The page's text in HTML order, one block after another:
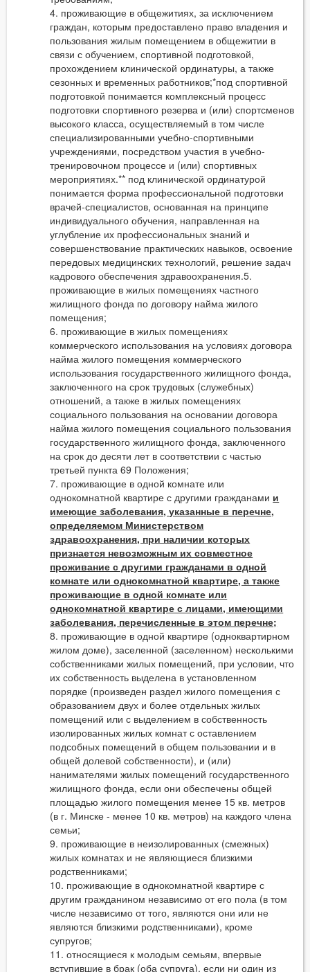
4. проживающие в общежитиях, за исключением
граждан, которым предоставлено право владения и
пользования жилым помещением в общежитии в
связи с обучением, спортивной подготовкой,
прохождением клинической ординатуры, а также
сезонных и временных работников;*под спортивной
подготовкой понимается комплексный процесс
подготовки спортивного резерва и (или) спортсменов
высокого класса, осуществляемый в том числе
специализированными учебно-спортивными
учреждениями, посредством участия в учебно-
тренировочном процессе и (или) спортивных
мероприятиях.** под клинической ординатурой
понимается форма профессиональной подготовки
врачей-специалистов, основанная на принципе
индивидуального обучения, направленная на
углубление их профессиональных знаний и
совершенствование практических навыков, освоение
передовых медицинских технологий, решение задач
кадрового обеспечения здравоохранения.5.
проживающие в жилых помещениях частного
жилищного фонда по договору найма жилого
помещения;
6. проживающие в жилых помещениях
коммерческого использования на условиях договора
найма жилого помещения коммерческого
использования государственного жилищного фонда,
заключенного на срок трудовых (служебных)
отношений, а также в жилых помещениях
социального пользования на основании договора
найма жилого помещения социального пользования
государственного жилищного фонда, заключенного
на срок до десяти лет в соответствии с частью
третьей пункта 69 Положения;
7. проживающие в одной комнате или
однокомнатной квартире с другими гражданами и
имеющие заболевания, указанные в перечне,
определяемом Министерством
здравоохранения, при наличии которых
признается невозможным их совместное
проживание с другими гражданами в одной
комнате или однокомнатной квартире, а также
проживающие в одной комнате или
однокомнатной квартире с лицами, имеющими
заболевания, перечисленные в этом перечне;
8. проживающие в одной квартире (одноквартирном
жилом доме), заселенной (заселенном) несколькими
собственниками жилых помещений, при условии, что
их собственность выделена в установленном
порядке (произведен раздел жилого помещения с
образованием двух и более отдельных жилых
помещений или с выделением в собственность
изолированных жилых комнат с оставлением
подсобных помещений в общем пользовании и в
общей долевой собственности), и (или)
нанимателями жилых помещений государственного
жилищного фонда, если они обеспечены общей
площадью жилого помещения менее 15 кв. метров
(в г. Минске - менее 10 кв. метров) на каждого члена
семьи;
9. проживающие в неизолированных (смежных)
жилых комнатах и не являющиеся близкими
родственниками;
10. проживающие в однокомнатной квартире с
другим гражданином независимо от его пола (в том
числе независимо от того, являются они или не
являются близкими родственниками), кроме
супругов;
11. относящиеся к молодым семьям, впервые
вступившие в брак (оба супруга), если ни один из